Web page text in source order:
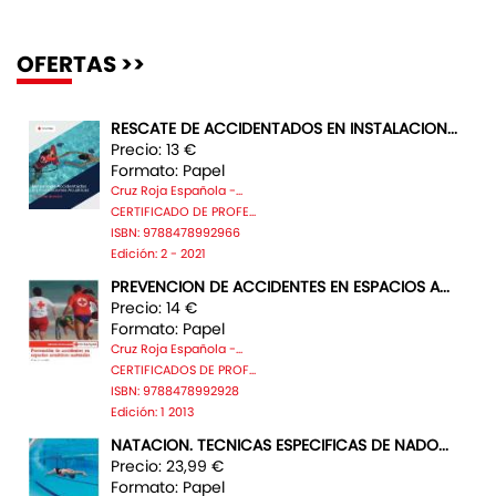
OFERTAS >>
RESCATE DE ACCIDENTADOS EN INSTALACION...
Precio: 13 €
Formato: Papel
Cruz Roja Española -...
CERTIFICADO DE PROFE...
ISBN: 9788478992966
Edición: 2 - 2021
PREVENCION DE ACCIDENTES EN ESPACIOS A...
Precio: 14 €
Formato: Papel
Cruz Roja Española -...
CERTIFICADOS DE PROF...
ISBN: 9788478992928
Edición: 1 2013
NATACION. TECNICAS ESPECIFICAS DE NADO...
Precio: 23,99 €
Formato: Papel